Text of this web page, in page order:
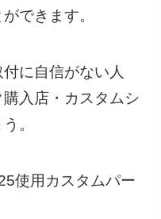
できます。
に自信がない人
入店・カスタムシ
。
使用カスタムパー